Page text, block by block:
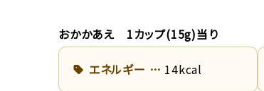
おかかあえ 1カップ(15g)当り
エネルギー 14kcal